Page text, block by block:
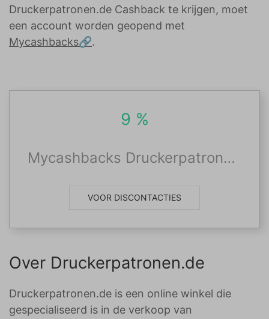
Druckerpatronen.de Cashback te krijgen, moet
een account worden geopend met
Mycashbacks
.
9 %
Mycashbacks Druckerpatronen.de Cashback
VOOR DISCONTACTIES
Over Druckerpatronen.de
Druckerpatronen.de is een online winkel die
gespecialiseerd is in de verkoop van